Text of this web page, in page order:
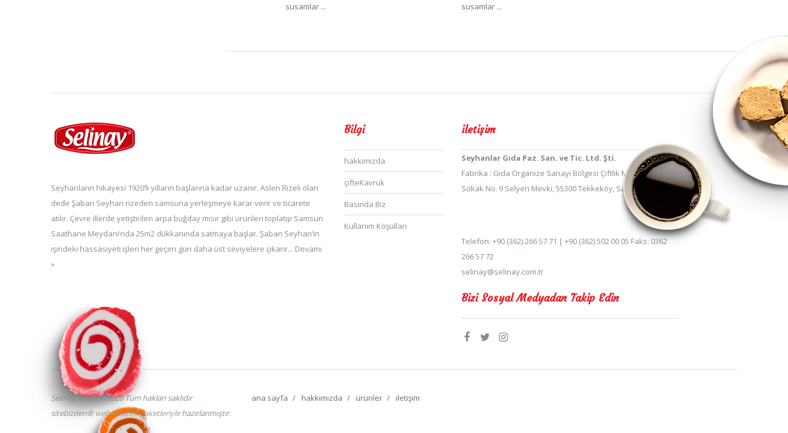
susamlar ...
susamlar ...
Seyhanların hikayesi 1920’li yılların başlarına kadar uzanır. Aslen Rizeli olan
dede Şaban Seyhan rizeden samsuna yerleşmeye karar verir ve ticarete
atılır. Çevre illerde yetiştirilen arpa buğday mısır gibi ürünleri toplatıp Samsun
Saathane Meydanı’nda 25m2 dükkanında satmaya başlar. Şaban Seyhan’ın
işindeki hassasiyeti işleri her geçen gün daha üst seviyelere çıkarır... Devamı
»
Bilgi
hakkımızda
çifteKavruk
Basında Biz
Kullanım Koşulları
iletişim
Seyhanlar Gıda Paz. San. ve Tic. Ltd. Şti.
Fabrika : Gıda Organize Sanayi Bölgesi Çiftlik Mahallesi 6.
Sokak No. 9 Selyeri Mevki, 55300 Tekkeköy, Samsun, Turkey
Telefon: +90 (362) 266 57 71 | +90 (362) 502 00 05 Faks: 0362
266 57 72
selinay@selinay.com.tr
Bizi Sosyal Medyadan Takip Edin
Selinay Helva © 2020 Tüm hakları saklıdır
sitebizden®web tasarım paketleriylehazırlanmıştır.
ana sayfa hakkımızda ürünler iletişim